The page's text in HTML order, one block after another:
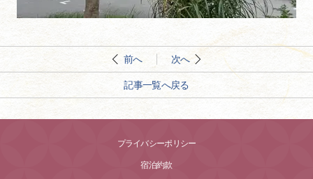
前へ 次へ
記事一覧へ戻る
プライバシーポリシー
宿泊約款